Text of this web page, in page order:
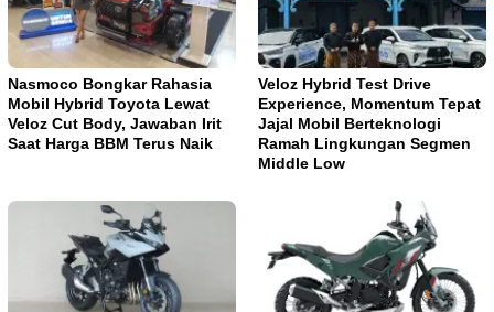
Nasmoco Bongkar Rahasia
Mobil Hybrid Toyota Lewat
Veloz Cut Body, Jawaban Irit
Saat Harga BBM Terus Naik
Veloz Hybrid Test Drive
Experience, Momentum Tepat
Jajal Mobil Berteknologi
Ramah Lingkungan Segmen
Middle Low